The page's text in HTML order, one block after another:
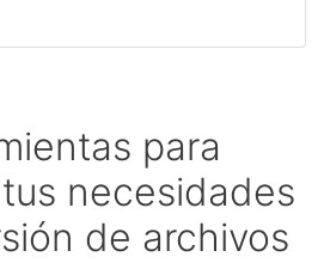
para
necesidades
de archivos